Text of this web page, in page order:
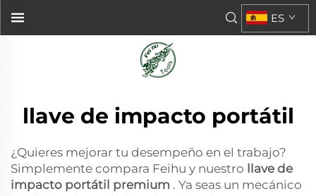
ES
llave de impacto portátil
¿Quieres mejorar tu desempeño en el trabajo?
Simplemente compara Feihu y nuestro
llave de
impacto portátil premium . Ya seas un mecánico